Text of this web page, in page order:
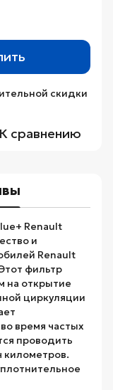
скидки
К сравнению
Renault
и
Renault
фильтр
на открытие
циркуляции
время частых
проводить
километров.